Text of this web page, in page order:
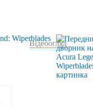
Відеоогляд